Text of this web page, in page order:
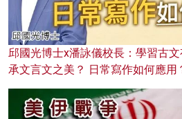
邱國光博士x潘詠儀校長：學習古
承文言文之美？ 日常寫作如何應用